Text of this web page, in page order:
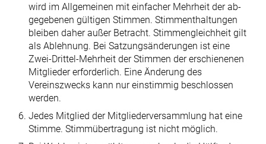
wird im Allgemeinen mit einfacher Mehrheit der ab­
gegebenen gültigen Stimmen. Stimmenthaltungen
bleiben daher außer Be­tracht. Stimmengleichheit gilt
als Ablehnung. Bei Satzungsänderungen ist eine
Zwei-Drittel-Mehrheit der Stimmen der erschienenen
Mitglieder erfor­derlich. Eine Änderung des
Vereinszwecks kann nur einstimmig beschlossen
werden.
Jedes Mitglied der Mitgliederversammlung hat eine
Stimme. Stimmübertragung ist nicht möglich.